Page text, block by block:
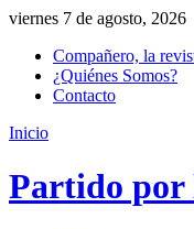
viernes 7 de agosto, 2026
Compañero, la
¿Quiénes Somos?
Contacto
Inicio
Partido por